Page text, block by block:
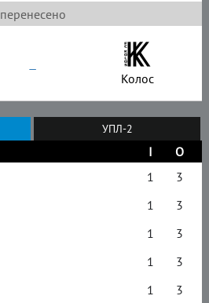
перенесено
– Колос
УПЛ-2
І
О
1
3
1
3
1
3
1
3
1
3